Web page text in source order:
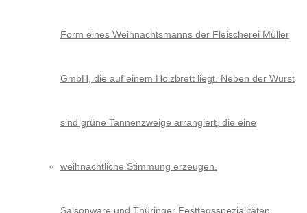
Saisonware und Thüringer Festtagsspezialitäten